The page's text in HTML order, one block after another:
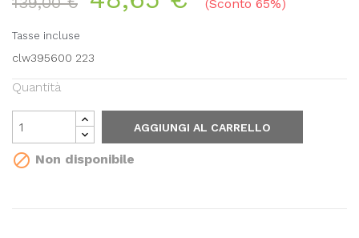
Sconto 65%
Tasse incluse
clw395600 223
Quantità
AGGIUNGI AL CARRELLO
 Non disponibile